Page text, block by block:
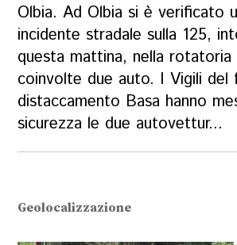
Olbia. Ad Olbia si è verificato
incidente stradale sulla 125,
questa mattina, nella rotatoria
coinvolte due auto. I Vigili del
distaccamento Basa hanno
sicurezza le due autovettur...
Geolocalizzazione